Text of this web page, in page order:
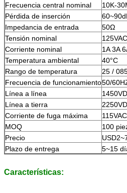
Frecuencia central nominal
10K-
Pérdida de inserción
Impedancia de entrada
50Ω
Tensión nominal
Corriente nominal
1A 3A
Temperatura ambiental
40°C
Rango de temperatura
25 /
Frecuencia de funcionamiento50/
Línea a línea
Línea a tierra
Corriente de fuga máxima
MOQ
100
Precio
Plazo de entrega
5~15
Características: